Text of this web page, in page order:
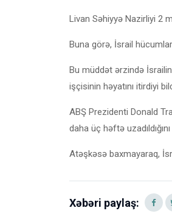
Livan Səhiyyə Nazirliyi 2
Buna görə, İsrail
Bu müddət ərzində
işçisinin həyatını itirdiyi
ABŞ Prezidenti Donald
daha üç həftə uzadıldığını
Atəşkəsə baxmayaraq,
Xəbəri paylaş: